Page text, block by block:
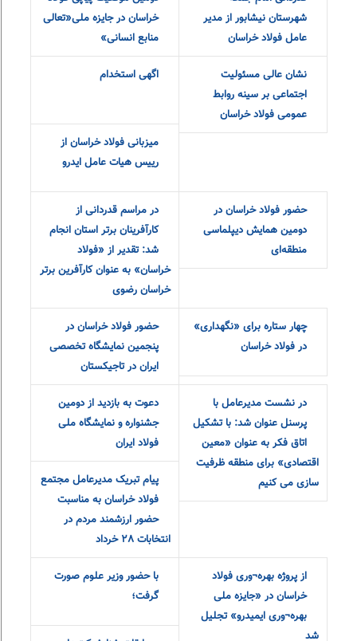
98
خراسان به مناسبت زادروز
فرخنده‌ی پیامبر گرامی اسلام
قدردانی امام جمعه
شهرستان نیشابور از مدیر
منابع انسانی»
عمومی فولاد خراسان
اگهی استخدام
میزبانی فولاد خراسان از
رییس هیات عامل ایدرو
دومین همایش دیپلماسی
منطقه‌ای
در مراسم قدردانی از
کارآفرینان برتر استان انجام
شد: تقدیر از «فولاد
خراسان» به عنوان کارآفرین برتر
چهار ستاره برای «نگهداری»
در فولاد خراسان
حضور فولاد خراسان در
پنجمین نمایشگاه تخصصی
در نشست مدیرعامل با
سازی می کنیم
دعوت به بازدید از دومین
جشنواره و نمایشگاه ملی
فولاد ایران
پیام تبریک مدیرعامل مجتمع
فولاد خراسان به مناسبت
انتخابات ٢٨ خرداد